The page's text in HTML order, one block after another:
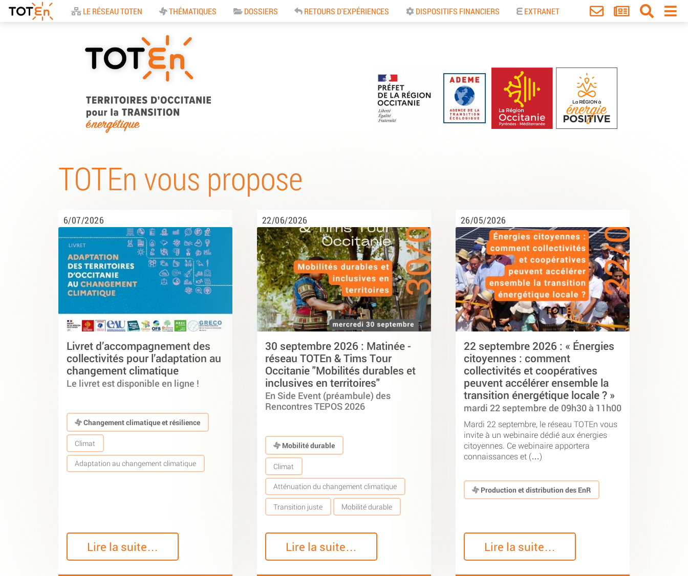
Accueil
LE RÉSEAU TOTEN THÉMATIQUES DOSSIERS RETOURS D'EXPÉRIENCES DISPOSITIFS FINANCIERS EXTRANET
Territoires d’Occitanie
pour la Transition
Energétique
TOTEn vous propose
6/07/2026
Livret d’accompagnement des
collectivités pour l’adaptation au
changement climatique
Le livret est disponible en ligne !
Changement climatique et résilience
Climat
Adaptation au changement climatique
Lire la suite…
22/06/2026
30 septembre 2026 : Matinée -
réseau TOTEn & Tims Tour
Occitanie "Mobilités durables et
inclusives en territoires"
En Side Event (préambule) des
Rencontres TEPOS 2026
Mobilité durable
Climat
Atténuation du changement climatique
Transition juste Mobilité durable
Lire la suite…
26/05/2026
22 septembre 2026 : « Énergies
citoyennes : comment
collectivités et coopératives
peuvent accélérer ensemble la
transition énergétique locale ? »
mardi 22 septembre de 09h30 à 11h00
Mardi 22 septembre, le réseau TOTEn vous
invite à un webinaire dédié aux énergies
citoyennes. Ce webinaire apportera
connaissances et (…)
Production et distribution des EnR
Lire la suite…